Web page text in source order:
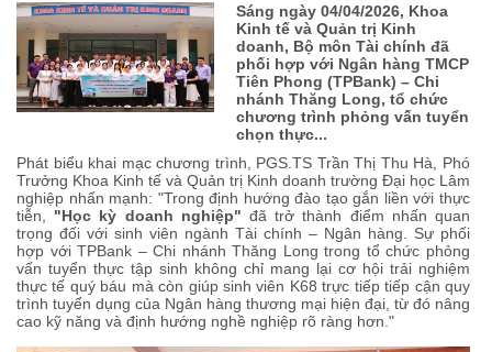
Sáng ngày 04/04/2026, Khoa
Kinh tế và Quản trị Kinh
doanh, Bộ môn Tài chính đã
phối hợp với Ngân hàng TMCP
Tiên Phong (TPBank) – Chi
nhánh Thăng Long, tổ chức
chương trình phỏng vấn tuyển
chọn thực...
Phát biểu khai mạc chương trình, PGS.TS Trần Thị Thu Hà, Phó
Trưởng Khoa Kinh tế và Quản trị Kinh doanh trường Đại học Lâm
nghiệp nhấn mạnh: "Trong định hướng đào tạo gắn liền với thực
tiễn, "Học kỳ doanh nghiệp" đã trở thành điểm nhấn quan
trọng đối với sinh viên ngành Tài chính – Ngân hàng. Sự phối
hợp với TPBank – Chi nhánh Thăng Long trong tổ chức phỏng
vấn tuyển thực tập sinh không chỉ mang lại cơ hội trải nghiệm
thực tế quý báu mà còn giúp sinh viên K68 trực tiếp tiếp cận quy
trình tuyển dụng của Ngân hàng thương mại hiện đại, từ đó nâng
cao kỹ năng và định hướng nghề nghiệp rõ ràng hơn."